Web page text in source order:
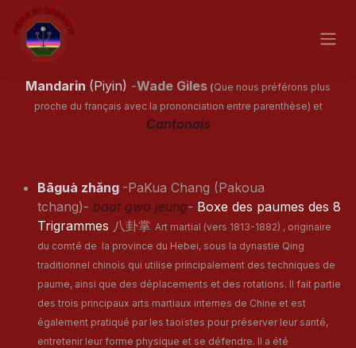
Se rendre au contenu
Mandarin (Piyin) -Wade Giles (Que nous préférons plus
proche du français avec la prononciation entre parenthèse) et
Cantonais
Bāguà zhǎng -PaKua Chang (Pakoua
tchang)- baat gwa jeung- Boxe des paumes des 8
Trigrammes 八卦掌 Art martial (vers 1813-1882) , originaire
du comté de la province du Hebei, sous la dynastie Qing
traditionnel chinois qui utilise principalement des techniques de
paume, ainsi que des déplacements et des rotations. Il fait partie
des trois principaux arts martiaux internes de Chine et est
également pratiqué par les taoïstes pour préserver leur santé,
entretenir leur forme physique et se défendre. Il a été